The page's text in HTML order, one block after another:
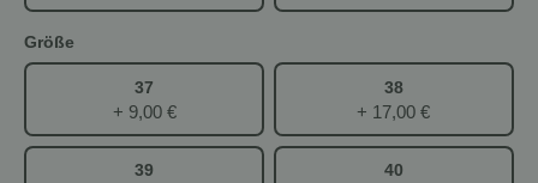
Größe
37
+ 9,00 €
38
+ 17,00 €
39 40